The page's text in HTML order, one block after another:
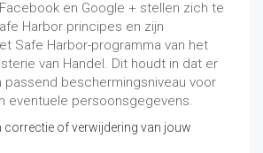
en Google + stellen zich te
Harbor principes en zijn
Safe Harbor-programma van het
van Handel. Dit houdt in dat er
passend beschermingsniveau voor
eventuele persoonsgegevens.
correctie of verwijdering van jouw